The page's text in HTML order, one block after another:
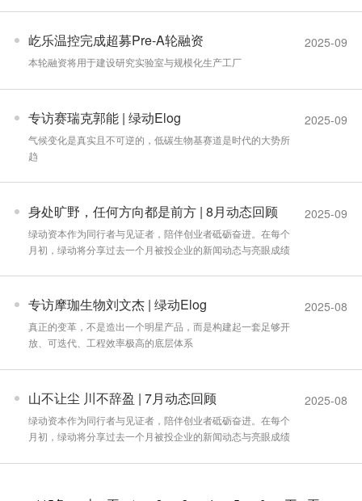
屹乐温控完成超募Pre-A轮融资
本轮融资将用于建设研究实验室与规模化生产工厂
2025-09
专访赛瑞克郭能 | 绿动Elog
气候变化是真实且不可逆的，低碳生物基赛道是时代的大势所
趋
2025-09
身处旷野，任何方向都是前方 | 8月动态回顾
绿动资本作为同行者与见证者，陪伴创业者砥砺奋进。在每个
月初，绿动将分享过去一个月被投企业的新闻动态与亮眼成绩
2025-09
专访摩珈生物刘文杰 | 绿动Elog
真正的变革，不是造出一个明星产品，而是构建起一套足够开
放、可迭代、工程效率极高的底层体系
2025-08
山不让尘 川不辞盈 | 7月动态回顾
绿动资本作为同行者与见证者，陪伴创业者砥砺奋进。在每个
月初，绿动将分享过去一个月被投企业的新闻动态与亮眼成绩
2025-08